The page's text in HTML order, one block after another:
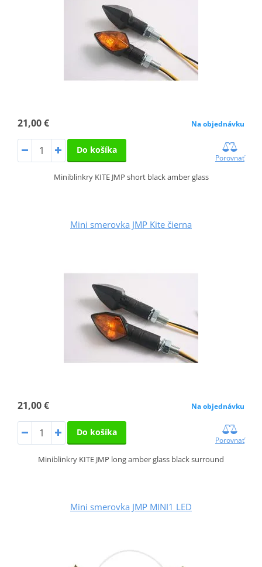
21,00 € Na objednávku
Do košíka
Porovnať
Miniblinkry KITE JMP short black amber glass
Mini smerovka JMP Kite čierna
21,00 € Na objednávku
Do košíka
Porovnať
Miniblinkry KITE JMP long amber glass black surround
Mini smerovka JMP MINI1 LED